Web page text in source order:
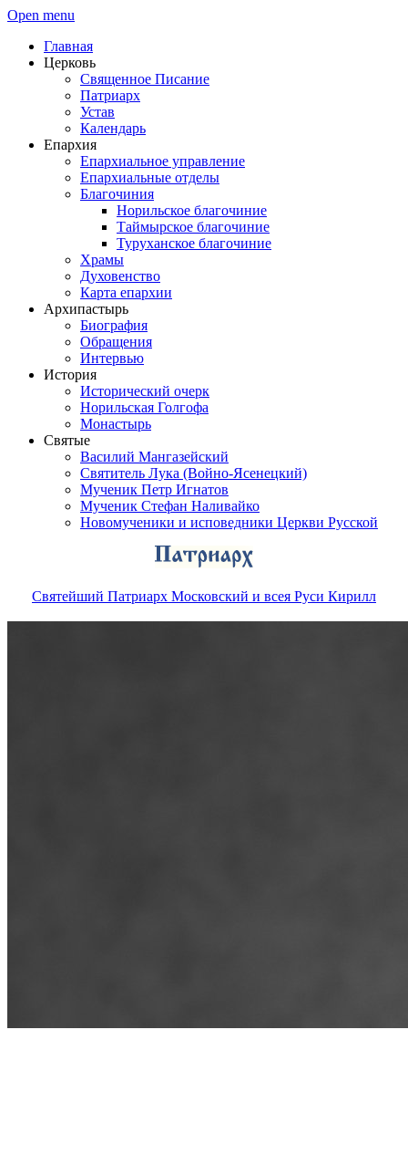
Open menu
Главная
Церковь
Священное Писание
Патриарх
Устав
Календарь
Епархия
Епархиальное управление
Епархиальные отделы
Благочиния
Норильское благочиние
Таймырское благочиние
Туруханское благочиние
Храмы
Духовенство
Карта епархии
Архипастырь
Биография
Обращения
Интервью
История
Исторический очерк
Норильская Голгофа
Монастырь
Святые
Василий Мангазейский
Святитель Лука (Войно-Ясенецкий)
Мученик Петр Игнатов
Мученик Стефан Наливайко
Новомученики и исповедники Церкви Русской
Святейший Патриарх Московский и всея Руси Кирилл